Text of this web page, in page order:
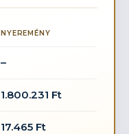
NYEREMÉNY
–
1.800.231 Ft
17.465 Ft